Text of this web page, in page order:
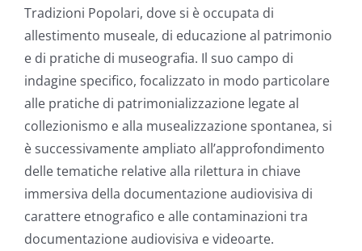
Tradizioni Popolari, dove si è occupata di
allestimento museale, di educazione al patrimonio
e di pratiche di museografia. Il suo campo di
indagine specifico, focalizzato in modo particolare
alle pratiche di patrimonializzazione legate al
collezionismo e alla musealizzazione spontanea, si
è successivamente ampliato all’approfondimento
delle tematiche relative alla rilettura in chiave
immersiva della documentazione audiovisiva di
carattere etnografico e alle contaminazioni tra
documentazione audiovisiva e videoarte.